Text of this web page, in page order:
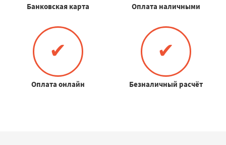
Банковская карта Оплата наличными
✔
Оплата онлайн
✔
Безналичный расчёт